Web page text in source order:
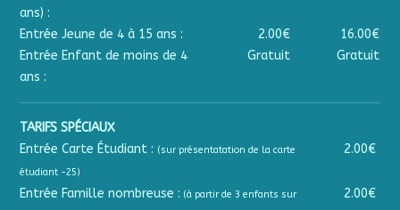
ans) :
Entrée Jeune de 4 à 15 ans : 2.00€
16.00€
Entrée Enfant de moins de 4
ans :
Gratuit Gratuit
TARIFS SPÉCIAUX
Entrée Carte Étudiant : (sur présentatation de la carte
étudiant -25)
2.00€
Entrée Famille nombreuse : (à partir de 3 enfants sur
2.00€